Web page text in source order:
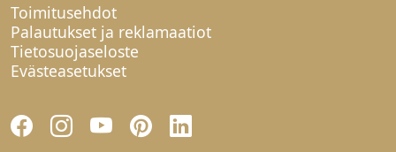
Toimitusehdot
Palautukset ja reklamaatiot
Tietosuojaseloste
Evästeasetukset